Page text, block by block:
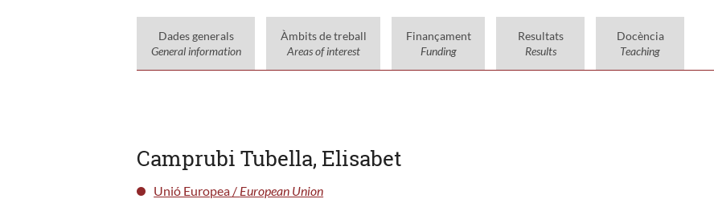
Dades generals
General information
Àmbits de treball
Areas of interest
Finançament
Funding
Resultats
Results
Docència
Teaching
Camprubi Tubella, Elisabet
Unió Europea / European Union